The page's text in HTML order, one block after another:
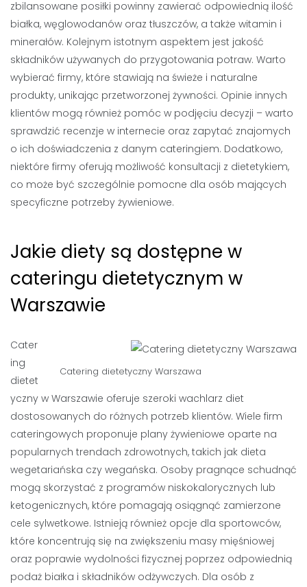
zbilansowane posiłki powinny zawierać odpowiednią ilość
białka, węglowodanów oraz tłuszczów, a także witamin i
minerałów. Kolejnym istotnym aspektem jest jakość
składników używanych do przygotowania potraw. Warto
wybierać firmy, które stawiają na świeże i naturalne
produkty, unikając przetworzonej żywności. Opinie innych
klientów mogą również pomóc w podjęciu decyzji – warto
sprawdzić recenzje w internecie oraz zapytać znajomych
o ich doświadczenia z danym cateringiem. Dodatkowo,
niektóre firmy oferują możliwość konsultacji z dietetykiem,
co może być szczególnie pomocne dla osób mających
specyficzne potrzeby żywieniowe.
Jakie diety są dostępne w
cateringu dietetycznym w
Warszawie
Catering dietetyczny Warszawa
Cater
ing
dietet
yczny w Warszawie oferuje szeroki wachlarz diet
dostosowanych do różnych potrzeb klientów. Wiele firm
cateringowych proponuje plany żywieniowe oparte na
popularnych trendach zdrowotnych, takich jak dieta
wegetariańska czy wegańska. Osoby pragnące schudnąć
mogą skorzystać z programów niskokalorycznych lub
ketogenicznych, które pomagają osiągnąć zamierzone
cele sylwetkowe. Istnieją również opcje dla sportowców,
które koncentrują się na zwiększeniu masy mięśniowej
oraz poprawie wydolności fizycznej poprzez odpowiednią
podaż białka i składników odżywczych. Dla osób z